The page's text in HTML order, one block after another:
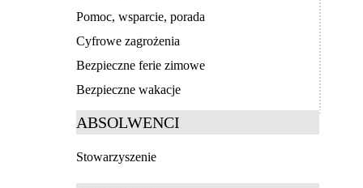
Pomoc, wsparcie, porada
Cyfrowe zagrożenia
Bezpieczne ferie zimowe
Bezpieczne wakacje
ABSOLWENCI
Stowarzyszenie